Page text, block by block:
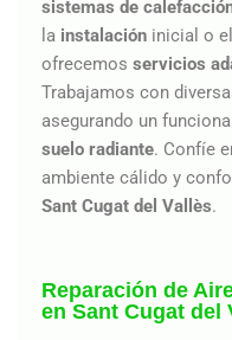
sistemas de
la instalación inicial o el
ofrecemos servicios
Trabajamos con
asegurando un
suelo radiante. Confíe
ambiente cálido y
Sant Cugat del Vallès.
Reparación de
en Sant Cugat del